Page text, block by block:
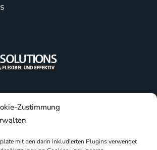
Zustimmung
mit den darin inkludierten Plugins verwendet
Pacassi-Gasse 6/11